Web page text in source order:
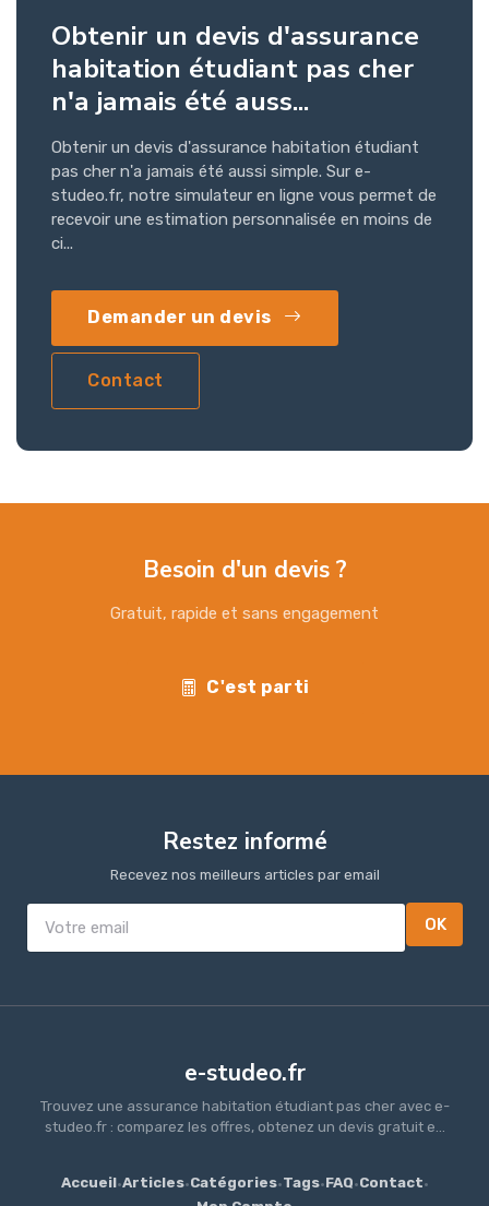
Obtenir un devis d'assurance
habitation étudiant pas cher
n'a jamais été auss...
Obtenir un devis d'assurance habitation étudiant
pas cher n'a jamais été aussi simple. Sur e-
studeo.fr, notre simulateur en ligne vous permet de
recevoir une estimation personnalisée en moins de
ci...
Demander un devis
Contact
Besoin d'un devis ?
Gratuit, rapide et sans engagement
C'est parti
Restez informé
Recevez nos meilleurs articles par email
OK
e-studeo.fr
Trouvez une assurance habitation étudiant pas cher avec e-
studeo.fr : comparez les offres, obtenez un devis gratuit e...
Accueil·Articles·Catégories·Tags·FAQ·Contact·